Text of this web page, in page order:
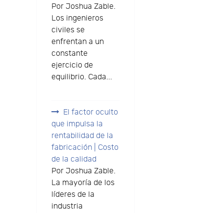
Por Joshua Zable.
Los ingenieros
civiles se
enfrentan a un
constante
ejercicio de
equilibrio. Cada...
El factor oculto
que impulsa la
rentabilidad de la
fabricación | Costo
de la calidad
Por Joshua Zable.
La mayoría de los
líderes de la
industria